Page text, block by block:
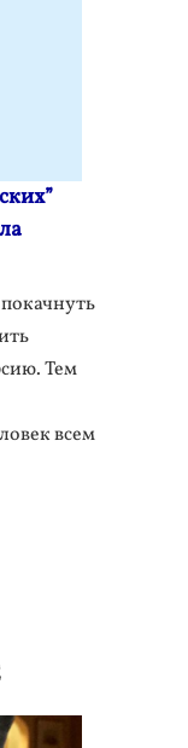
Тем
всем